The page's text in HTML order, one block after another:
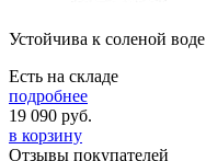
Устойчива к соленой воде
Есть на складе
подробнее
19 090 руб.
в корзину
Отзывы покупателей